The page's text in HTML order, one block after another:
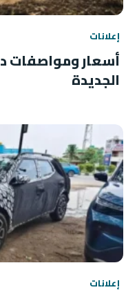
إعلانات
أسعار ومواصفات
الجديدة
إعلانات